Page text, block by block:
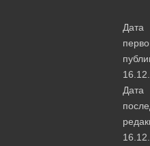
Дата
Дата